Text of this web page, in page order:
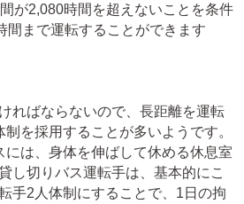
が2,080時間を超えないことを条件
間まで運転することができます
ればならないので、長距離を運転
を採用することが多いようです。
には、身体を伸ばして休める休息室
し切りバス運転手は、基本的にこ
手2人体制にすることで、1日の拘